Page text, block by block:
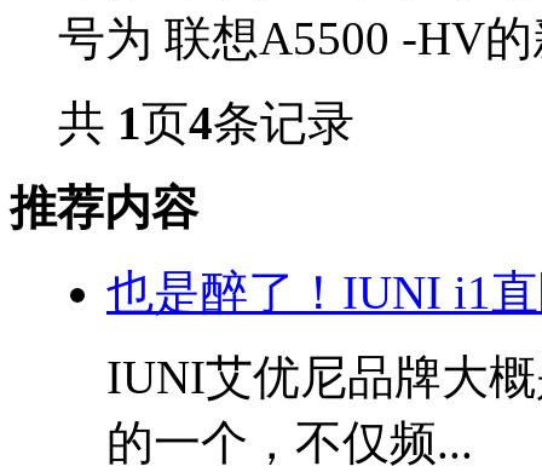
号为 联想A5500 -HV
共 1页4条记录
推荐内容
也是醉了！IUNI i1
IUNI艾优尼品牌大
的一个，不仅频...